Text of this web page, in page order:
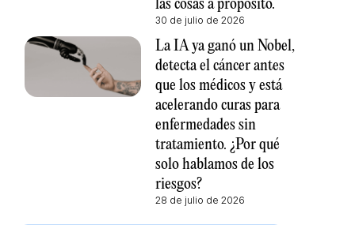
las cosas a propósito.
30 de julio de 2026
La IA ya ganó un Nobel,
detecta el cáncer antes
que los médicos y está
acelerando curas para
enfermedades sin
tratamiento. ¿Por qué
solo hablamos de los
riesgos?
28 de julio de 2026